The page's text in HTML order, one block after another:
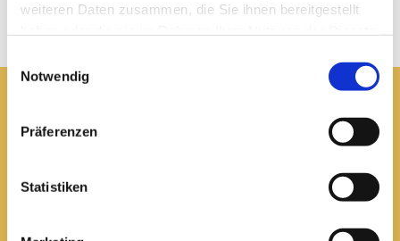
weiteren Daten zusammen, die Sie ihnen bereitgestellt
Notwendig
Präferenzen
Statistiken
Pfarrei St. Elisabeth Arnstadt